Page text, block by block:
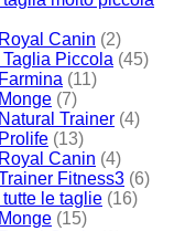
Royal Canin (2)
Piccola (45)
Farmina (11)
Monge (7)
Natural Trainer (4)
Prolife (13)
Royal Canin (4)
Fitness3 (6)
le taglie (16)
Monge (15)